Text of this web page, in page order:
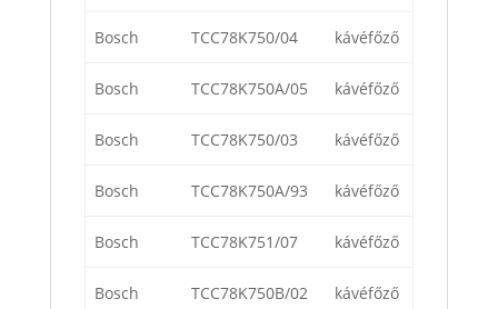
Bosch TCC78K750/04 kávéfőző
Bosch TCC78K750A/05 kávéfőző
Bosch TCC78K750/03 kávéfőző
Bosch TCC78K750A/93 kávéfőző
Bosch TCC78K751/07 kávéfőző
Bosch TCC78K750B/02 kávéfőző